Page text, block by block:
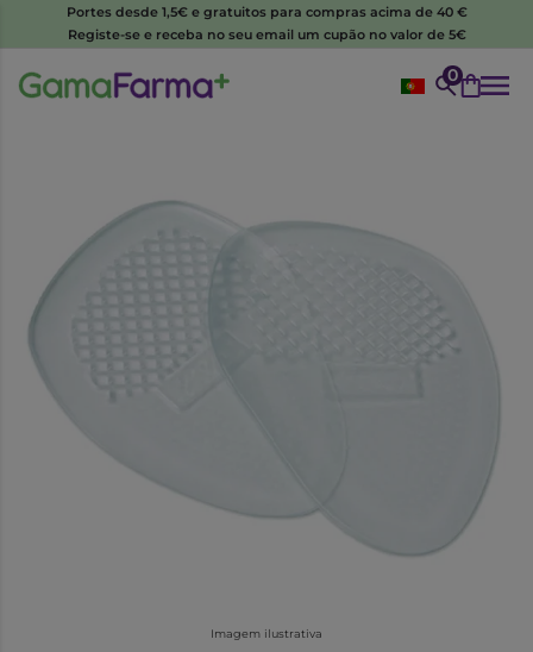
Portes desde 1,5€ e gratuitos para compras acima de 40 €
Registe-se e receba no seu email um cupão no valor de 5€
0
Imagem ilustrativa